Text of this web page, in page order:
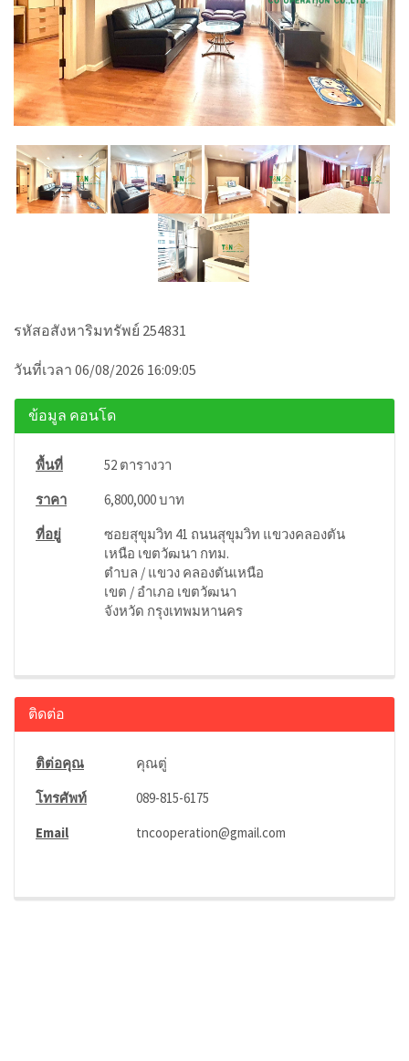
รหัสอสังหาริมทรัพย์ 254831
วันที่เวลา 06/08/2026 16:09:05
ข้อมูล คอนโด
พื้นที่
52 ตารางวา
ราคา
6,800,000 บาท
ที่อยู่
ซอยสุขุมวิท 41 ถนนสุขุมวิท แขวงคลองตัน
เหนือ เขตวัฒนา กทม.
ตำบล / แขวง คลองตันเหนือ
เขต / อำเภอ เขตวัฒนา
จังหวัด กรุงเทพมหานคร
ติดต่อ
ติต่อคุณ
คุณตู่
โทรศัพท์
089-815-6175
Email
tncooperation@gmail.com